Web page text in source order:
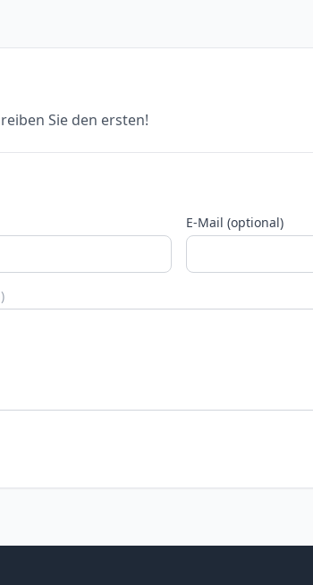
Sie den ersten!
E-Mail (optional)